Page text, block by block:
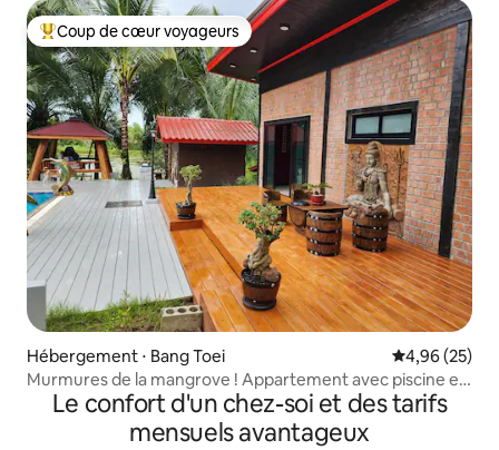
Coups de cœur voyageurs les plus appréciés
Coup de cœur voyageurs
Hébergement ⋅ Bang Toei Évaluation
4,96 (25)
Murmures de la mangrove ! Appartement avec piscine et
salle de fitness
Le confort d'un chez-soi et des tarifs
mensuels avantageux